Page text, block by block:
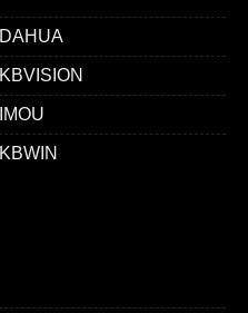
DAHUA
KBVISION
IMOU
KBWIN